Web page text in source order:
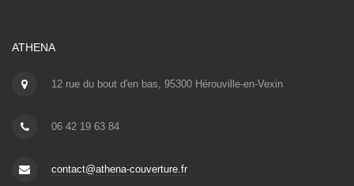
ATHENA
12 rue du bout d'en bas, 95300 Hérouville-en-Vexin
06 42 19 63 84
contact@athena-couverture.fr